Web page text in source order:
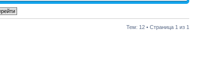
Тем: 12 • Страница 1 из 1